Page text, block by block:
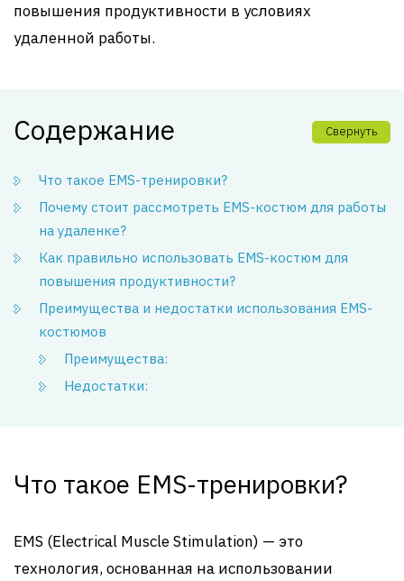
повышения продуктивности в условиях
удаленной работы.
Содержание Свернуть
Что такое EMS-тренировки?
Почему стоит рассмотреть EMS-костюм для работы
на удаленке?
Как правильно использовать EMS-костюм для
повышения продуктивности?
Преимущества и недостатки использования EMS-
костюмов
Преимущества:
Недостатки:
Что такое EMS-тренировки?
EMS (Electrical Muscle Stimulation) — это
технология, основанная на использовании